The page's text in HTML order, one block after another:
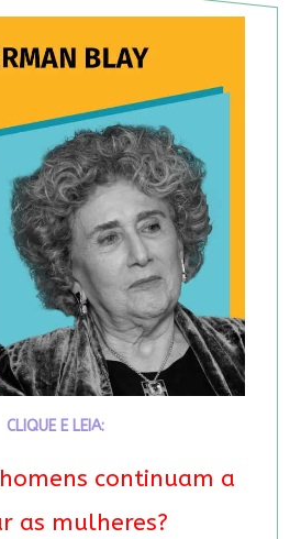
CLIQUE E LEIA:
continuam a
as mulheres?